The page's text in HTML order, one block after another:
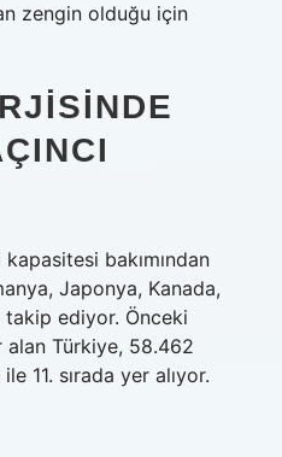
zengin olduğu için
bakımından
Japonya, Kanada,
takip ediyor. Önceki
alan Türkiye, 58.462
11. sırada yer alıyor.